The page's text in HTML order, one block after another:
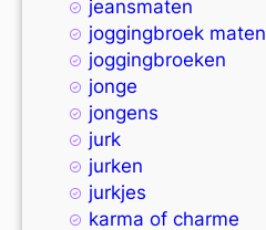
jeansmaten
joggingbroek maten
joggingbroeken
jonge
jongens
jurk
jurken
jurkjes
karma of charme